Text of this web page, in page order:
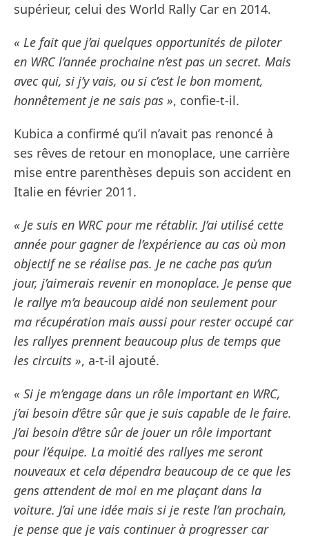
supérieur, celui des World Rally Car en 2014.
« Le fait que j’ai quelques opportunités de piloter
en WRC l’année prochaine n’est pas un secret. Mais
avec qui, si j’y vais, ou si c’est le bon moment,
honnêtement je ne sais pas », confie-t-il.
Kubica a confirmé qu’il n’avait pas renoncé à
ses rêves de retour en monoplace, une carrière
mise entre parenthèses depuis son accident en
Italie en février 2011.
« Je suis en WRC pour me rétablir. J’ai utilisé cette
année pour gagner de l’expérience au cas où mon
objectif ne se réalise pas. Je ne cache pas qu’un
jour, j’aimerais revenir en monoplace. Je pense que
le rallye m’a beaucoup aidé non seulement pour
ma récupération mais aussi pour rester occupé car
les rallyes prennent beaucoup plus de temps que
les circuits », a-t-il ajouté.
« Si je m’engage dans un rôle important en WRC,
j’ai besoin d’être sûr que je suis capable de le faire.
J’ai besoin d’être sûr de jouer un rôle important
pour l’équipe. La moitié des rallyes me seront
nouveaux et cela dépendra beaucoup de ce que les
gens attendent de moi en me plaçant dans la
voiture. J’ai une idée mais si je reste l’an prochain,
je pense que je vais continuer à progresser car